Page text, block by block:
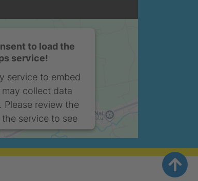
to load the
service!
service to embed
collect data
review the
service to see